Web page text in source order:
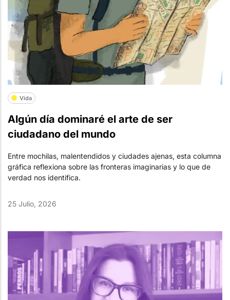
Vida
Algún día dominaré el arte de ser
ciudadano del mundo
Entre mochilas, malentendidos y ciudades ajenas, esta columna
gráfica reflexiona sobre las fronteras imaginarias y lo que de
verdad nos identifica.
25 Julio, 2026